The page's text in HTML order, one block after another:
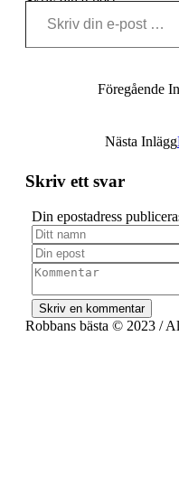
Föregående
Nästa Inlägg
Skriv ett svar
Din epostadress
Robbans bästa © 2023 /